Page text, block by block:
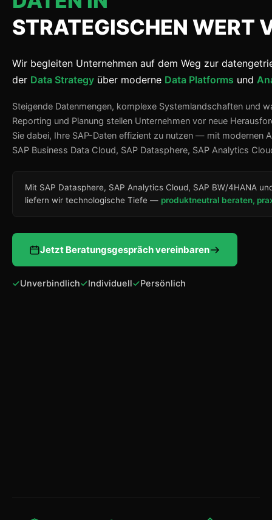
STRATEGISCHEN WERT
Wir begleiten Unternehmen auf dem Weg zur
der Data Strategy über moderne Data Platforms und
Steigende Datenmengen, komplexe Systemlandschaften und
Reporting und Planung stellen Unternehmen vor neue
Sie dabei, Ihre SAP-Daten effizient zu nutzen — mit modernen
SAP Business Data Cloud, SAP Datasphere, SAP Analytics
Mit SAP Datasphere, SAP Analytics Cloud, SAP BW/4HANA
liefern wir technologische Tiefe — produktneutral beraten,
Jetzt Beratungsgespräch vereinbaren
Unverbindlich Individuell Persönlich